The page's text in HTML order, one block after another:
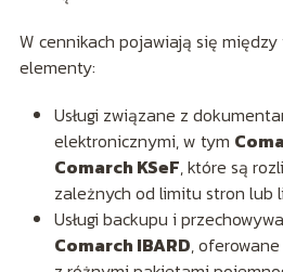
W cennikach pojawiają się
elementy:
Usługi związane z
elektronicznymi, w tym
Comarch KSeF, które są
zależnych od limitu stron lub
Usługi backupu i
Comarch IBARD,